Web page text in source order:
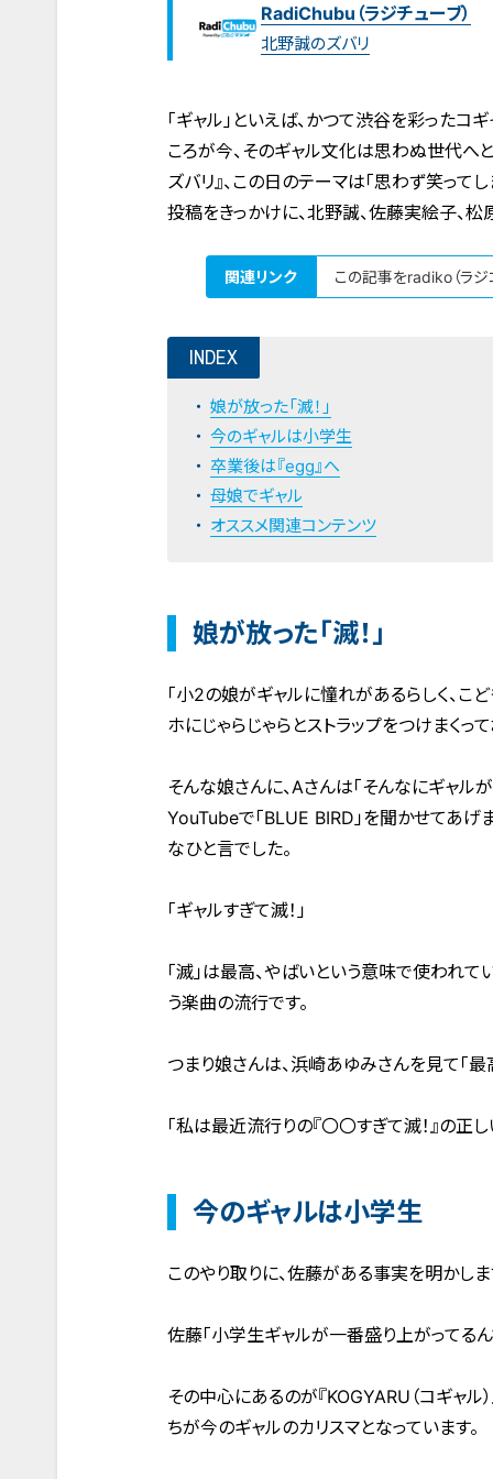
RadiChubu（ラジチューブ）
北野誠のズバリ
「ギャル」といえば、かつて渋谷を彩った
ころが今、そのギャル文化は思わぬ世代へ
ズバリ』、この日のテーマは「思わず笑って
投稿をきっかけに、北野誠、佐藤実絵子、
関連リンク この記事をradiko（ラジ
INDEX
娘が放った「滅！」
今のギャルは小学生
卒業後は『egg』へ
母娘でギャル
オススメ関連コンテンツ
娘が放った「滅！」
「小2の娘がギャルに憧れがあるらしく、こ
ホにじゃらじゃらとストラップをつけまくって
そんな娘さんに、Aさんは「そんなにギャル
YouTubeで「BLUE BIRD」を聞かせてあげ
なひと言でした。
「ギャルすぎて滅！」
「滅」は最高、やばいという意味で使われて
う楽曲の流行です。
つまり娘さんは、浜崎あゆみさんを見て「最
「私は最近流行りの『〇〇すぎて滅！』の正
今のギャルは小学生
このやり取りに、佐藤がある事実を明かし
佐藤「小学生ギャルが一番盛り上がってるん
その中心にあるのが『KOGYARU（コギャル
ちが今のギャルのカリスマとなっています。